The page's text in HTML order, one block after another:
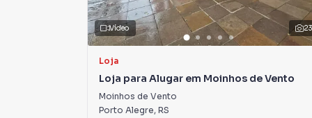
23
Vídeo
Loja
Loja para Alugar em Moinhos de Vento
Moinhos de Vento
Porto Alegre, RS